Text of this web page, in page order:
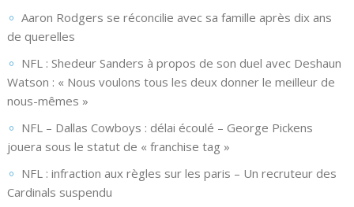
Aaron Rodgers se réconcilie avec sa famille après dix ans
de querelles
NFL : Shedeur Sanders à propos de son duel avec Deshaun
Watson : « Nous voulons tous les deux donner le meilleur de
nous-mêmes »
NFL – Dallas Cowboys : délai écoulé – George Pickens
jouera sous le statut de « franchise tag »
NFL : infraction aux règles sur les paris – Un recruteur des
Cardinals suspendu